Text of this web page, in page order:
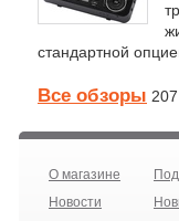
стандартной
Все обзоры 207
О магазине
Новости